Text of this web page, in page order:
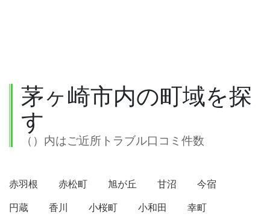
茅ヶ崎市内の町域を探
す
（）内はご近所トラブル口コミ件数
赤羽根 赤松町 旭が丘 甘沼
今宿
円蔵
香川 小桜町 小和田
幸町